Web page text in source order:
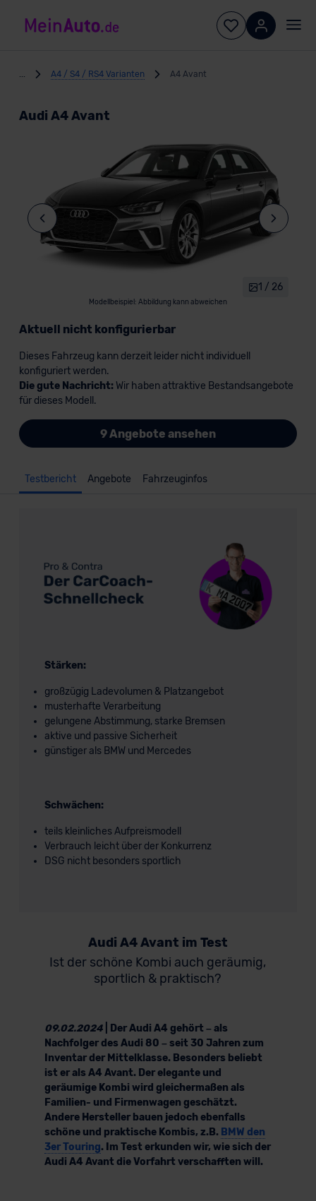
A4 / S4 / RS4 Varianten A4 Avant
Audi A4 Avant
Modellbeispiel: Abbildung kann abweichen
1 / 26
Aktuell nicht konfigurierbar
Dieses Fahrzeug kann derzeit leider nicht individuell
konfiguriert werden.
Die gute Nachricht: Wir haben attraktive Bestandsangebote
für dieses Modell.
9 Angebote ansehen
Testbericht Angebote Fahrzeuginfos
Stärken:
großzügig Ladevolumen & Platzangebot
musterhafte Verarbeitung
gelungene Abstimmung, starke Bremsen
aktive und passive Sicherheit
günstiger als BMW und Mercedes
Schwächen:
teils kleinliches Aufpreismodell
Verbrauch leicht über der Konkurrenz
DSG nicht besonders sportlich
Audi A4 Avant im Test
Ist der schöne Kombi auch geräumig,
sportlich & praktisch?
09.02.2024| Der Audi A4 gehört – als
Nachfolger des Audi 80 – seit 30 Jahren zum
Inventar der Mittelklasse. Besonders beliebt
ist er als A4 Avant. Der elegante und
geräumige Kombi wird gleichermaßen als
Familien- und Firmenwagen geschätzt.
Andere Hersteller bauen jedoch ebenfalls
schöne und praktische Kombis, z.B. BMW den
3er Touring. Im Test erkunden wir, wie sich der
Audi A4 Avant die Vorfahrt verschafften will.